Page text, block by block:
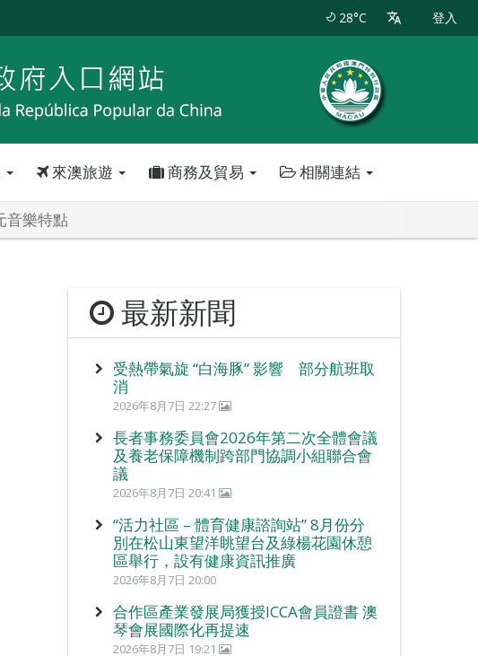
28°C 登入
來澳旅遊 商務及貿易 相關連結
音樂特點
最新新聞
受熱帶氣旋 “白海豚” 影響 部分航班取
消
2026年8月7日 22:27
長者事務委員會2026年第二次全體會議
及養老保障機制跨部門協調小組聯合會
議
2026年8月7日 20:41
“活力社區 – 體育健康諮詢站” 8月份分
別在松山東望洋眺望台及綠楊花園休憩
區舉行，設有健康資訊推廣
2026年8月7日 20:00
合作區產業發展局獲授ICCA會員證書 澳
琴會展國際化再提速
2026年8月7日 19:21